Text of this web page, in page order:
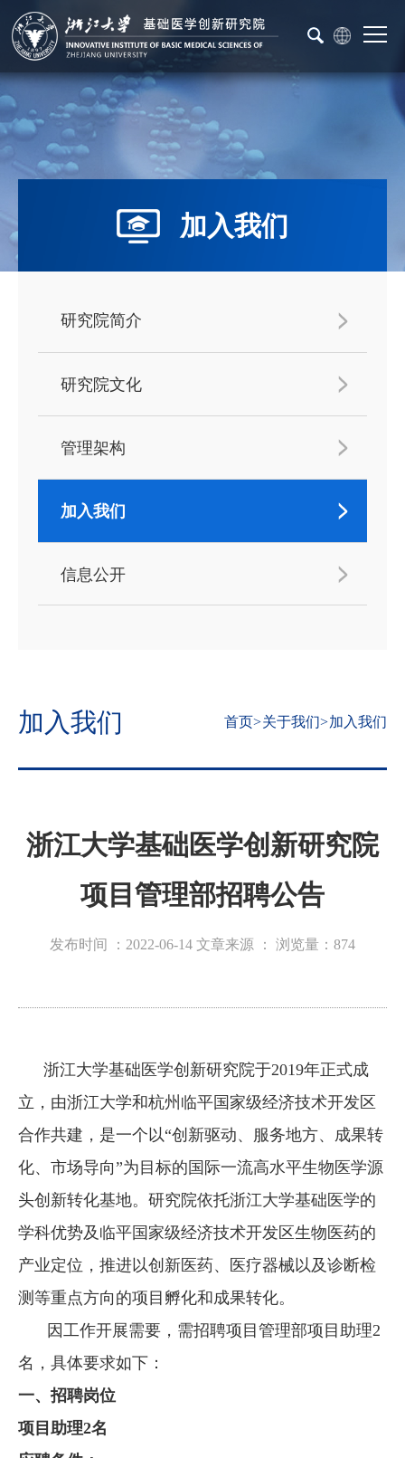
加入我们
研究院简介
研究院文化
管理架构
加入我们
信息公开
加入我们 首页>关于我们>加入我们
浙江大学基础医学创新研究院
项目管理部招聘公告
发布时间 ：2022-06-14 文章来源 ： 浏览量： 874
浙江大学基础医学创新研究院于2019年正式成
立，由浙江大学和杭州临平国家级经济技术开发区
合作共建，是一个以“创新驱动、服务地方、成果转
化、市场导向”为目标的国际一流高水平生物医学源
头创新转化基地。研究院依托浙江大学基础医学的
学科优势及临平国家级经济技术开发区生物医药的
产业定位，推进以创新医药、医疗器械以及诊断检
测等重点方向的项目孵化和成果转化。
因工作开展需要，需招聘项目管理部项目助理2
名，具体要求如下：
一、招聘岗位
项目助理2名